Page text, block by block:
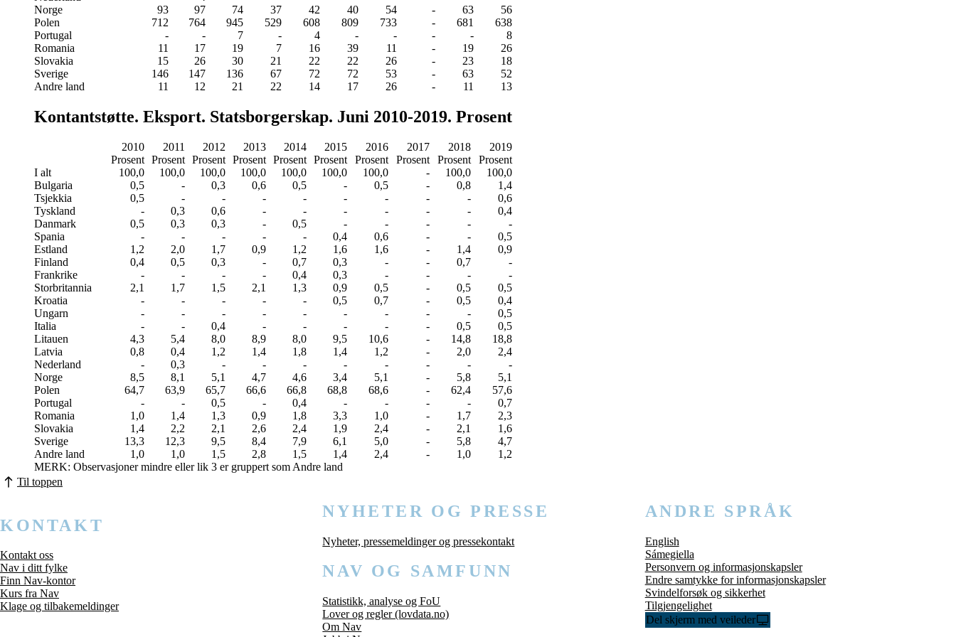
Norge
93 97 74 37 42 40 54 - 63
56
Polen
712 764 945 529 608 809 733 - 681
638
Portugal
- - 7 - 4 - - - -
8
Romania
11 17 19 7 16 39 11 - 19
26
Slovakia
15 26 30 21 22 22 26 - 23
18
Sverige
146 147 136 67 72 72 53 - 63
52
Andre land
11 12 21 22 14 17 26 - 11 13
Kontantstøtte. Eksport. Statsborgerskap. Juni 2010-2019. Prosent
2010 2011 2012 2013 2014 2015 2016 2017 2018
2019
Prosent Prosent Prosent Prosent Prosent Prosent Prosent Prosent Prosent
Prosent
I alt
100,0 100,0 100,0 100,0 100,0 100,0 100,0 - 100,0
100,0
Bulgaria
0,5 - 0,3 0,6 0,5 - 0,5 - 0,8
1,4
Tsjekkia
0,5 - - - - - - - -
0,6
Tyskland
- 0,3 0,6 - - - - - -
0,4
Danmark
0,5 0,3 0,3 - 0,5 - - - -
-
Spania
- - - - - 0,4 0,6 - -
0,5
Estland
1,2 2,0 1,7 0,9 1,2 1,6 1,6 - 1,4
0,9
Finland
0,4 0,5 0,3 - 0,7 0,3 - - 0,7
-
Frankrike
- - - - 0,4 0,3 - - -
-
Storbritannia
2,1 1,7 1,5 2,1 1,3 0,9 0,5 - 0,5
0,5
Kroatia
- - - - - 0,5 0,7 - 0,5
0,4
Ungarn
- - - - - - - - -
0,5
Italia
- - 0,4 - - - - - 0,5
0,5
Litauen
4,3 5,4 8,0 8,9 8,0 9,5 10,6 - 14,8
18,8
Latvia
0,8 0,4 1,2 1,4 1,8 1,4 1,2 - 2,0
2,4
Nederland
- 0,3 - - - - - - -
-
Norge
8,5 8,1 5,1 4,7 4,6 3,4 5,1 - 5,8
5,1
Polen
64,7 63,9 65,7 66,6 66,8 68,8 68,6 - 62,4
57,6
Portugal
- - 0,5 - 0,4 - - - -
0,7
Romania
1,0 1,4 1,3 0,9 1,8 3,3 1,0 - 1,7
2,3
Slovakia
1,4 2,2 2,1 2,6 2,4 1,9 2,4 - 2,1
1,6
Sverige
13,3 12,3 9,5 8,4 7,9 6,1 5,0 - 5,8
4,7
Andre land
1,0 1,0 1,5 2,8 1,5 1,4 2,4 - 1,0
1,2
MERK: Observasjoner mindre eller lik 3 er gruppert som Andre land
Til toppen
KONTAKT
Kontakt oss
Nav i ditt fylke
Finn Nav-kontor
Kurs fra Nav
Klage og tilbakemeldinger
NYHETER OG PRESSE
Nyheter, pressemeldinger og pressekontakt
NAV OG SAMFUNN
Statistikk, analyse og FoU
Lover og regler (lovdata.no)
Om Nav
ANDRE SPRÅK
English
Sámegiella
Personvern og informasjonskapsler
Endre samtykke for informasjonskapsler
Svindelforsøk og sikkerhet
Tilgjengelighet
Del skjerm med veileder